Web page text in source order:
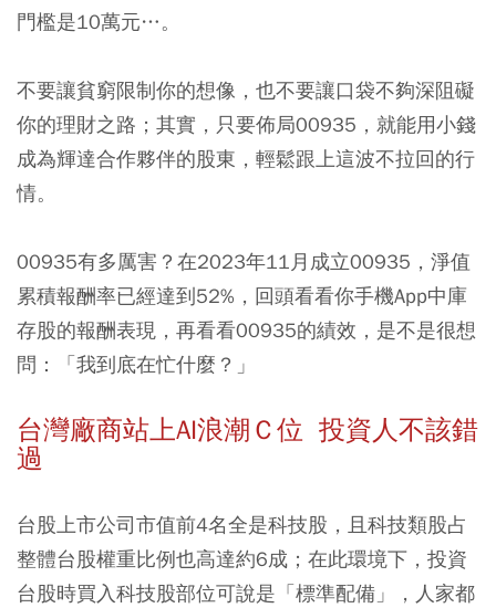
門檻是10萬元…。
不要讓貧窮限制你的想像，也不要讓口袋不夠深阻礙
你的理財之路；其實，只要佈局00935，就能用小錢
成為輝達合作夥伴的股東，輕鬆跟上這波不拉回的行
情。
00935有多厲害？在2023年11月成立00935，淨值
累積報酬率已經達到52%，回頭看看你手機App中庫
存股的報酬表現，再看看00935的績效，是不是很想
問：「我到底在忙什麼？」
台灣廠商站上AI浪潮Ｃ位 投資人不該錯
過
台股上市公司市值前4名全是科技股，且科技類股占
整體台股權重比例也高達約6成；在此環境下，投資
台股時買入科技股部位可說是「標準配備」，人家都